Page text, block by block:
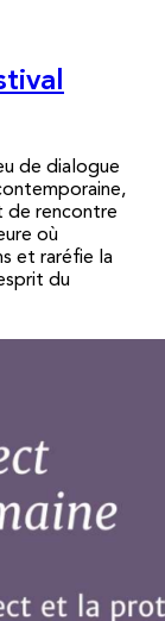
de dialogue
de rencontre
où
et raréfie la
du